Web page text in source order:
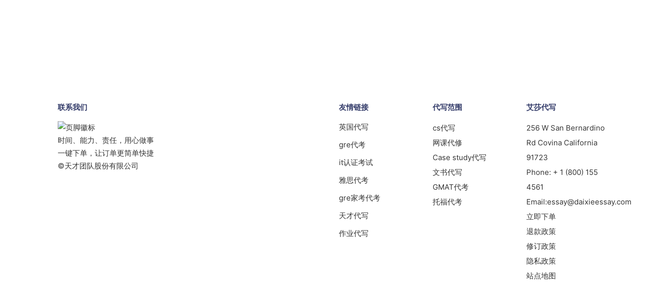
联系我们
时间、能力、责任，用心做事
一键下单，让订单更简单快捷
©天才团队股份有限公司
友情链接
英国代写
gre代考
it认证考试
雅思代考
gre家考代考
天才代写
作业代写
代写范围
cs代写
网课代修
Case study代写
文书代写
GMAT代考
托福代考
艾莎代写
256 W San Bernardino
Rd Covina California
91723
Phone: + 1 (800) 155
4561
Email:essay@daixieessay.com
立即下单
退款政策
修订政策
隐私政策
站点地图